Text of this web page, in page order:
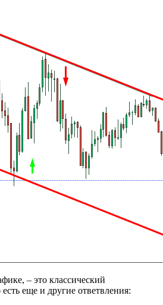
– это классический
еще и другие ответвления: